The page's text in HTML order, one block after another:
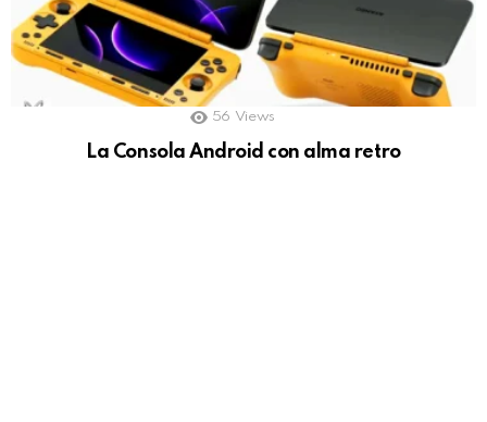
56 Views
La Consola Android con alma retro